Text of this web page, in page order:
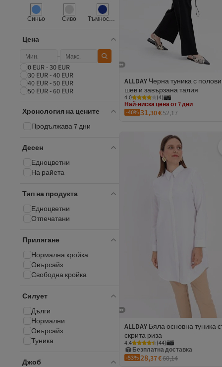
ALLDAY Черна туника с
шев и завързана талия
4.0 (4)
Най-ниска цена от 7 дни
Безплатна доставка
2 евро отстъпка за 5+ артикула
-40% 31,30€52,17
ALLDAY Бяла основна туника
скрита риза
4.4 (44)
Безплатна доставка
Оферта с купон
2 евро отстъпка за 5+ артикула
-53% 28,37€60,14
İKLİM LİFE
InStyle
Invee
KÜÇÜĞÜM BUTİK
Lela
Lemaye
Levidor
Livaa
Loreen
Melike Tatar
mirach
Mizalle
Neva
Nuss
Olcay
Por La Cara
QAWWA
QUBERZ
Ravencia
REMSA
Şeker Portakalım
Sitare
SUBU TASARIM
TOFİSA
Touche Prive
Trendline
TRENDTESETTÜR
Синьо Сиво Тъмносиньо
Цена
0 EUR - 30 EUR
30 EUR - 40 EUR
40 EUR - 50 EUR
50 EUR - 60 EUR
Хронология на цените
Продължава 7 дни
Десен
Едноцветни
На райета
Тип на продукта
Едноцветни
Отпечатани
Прилягане
Нормална кройка
Овърсайз
Свободна кройка
Силует
Дълги
Нормални
Овърсайз
Туника
Джоб